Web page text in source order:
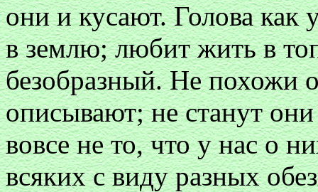
они и кусают. Голова как
в землю; любит жить в
безобразный. Не похожи
описывают; не станут
вовсе не то, что у нас о
всяких с виду разных